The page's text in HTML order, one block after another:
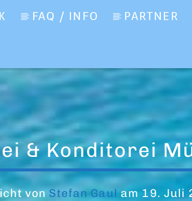
FAQ / INFO PARTNER
& Konditorei
von Stefan Gaulam 19. Juli